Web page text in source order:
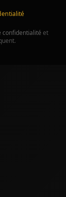
confidentialité et